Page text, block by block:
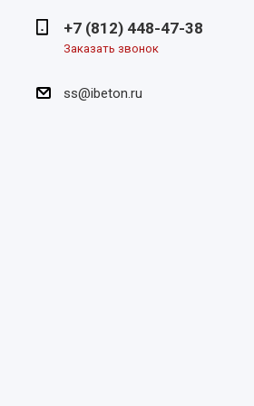
+7 (812) 448-47-38
Заказать звонок
ss@ibeton.ru